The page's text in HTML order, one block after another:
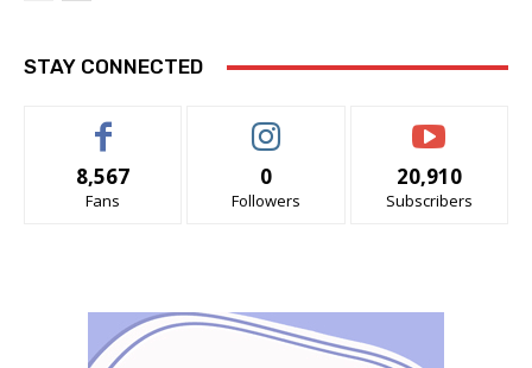
STAY CONNECTED
8,567
Fans
0
Followers
20,910
Subscribers